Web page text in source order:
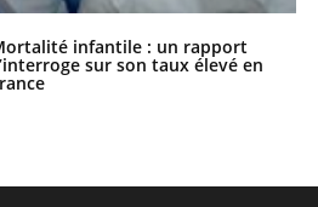
infantile : un rapport
sur son taux élevé en